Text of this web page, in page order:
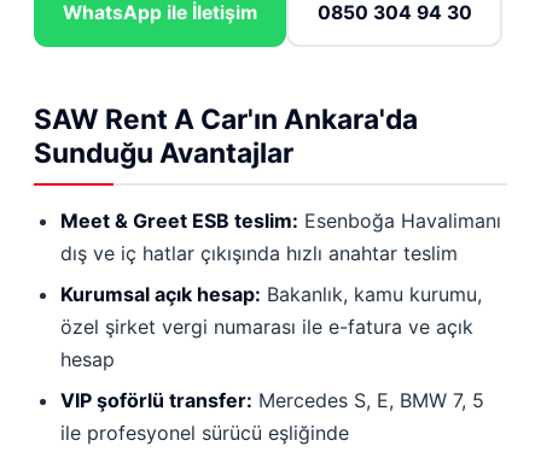
WhatsApp ile İletişim 0850 304 94 30
SAW Rent A Car'ın Ankara'da
Sunduğu Avantajlar
Meet & Greet ESB teslim: Esenboğa Havalimanı
dış ve iç hatlar çıkışında hızlı anahtar teslim
Kurumsal açık hesap: Bakanlık, kamu kurumu,
özel şirket vergi numarası ile e-fatura ve açık
hesap
VIP şoförlü transfer: Mercedes S, E, BMW 7, 5
ile profesyonel sürücü eşliğinde